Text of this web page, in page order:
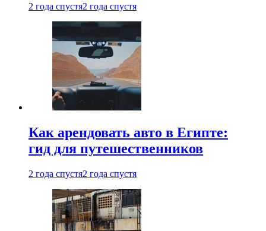
2 года спустя2 года спустя
Как арендовать авто в Египте:
гид для путешественников
2 года спустя2 года спустя